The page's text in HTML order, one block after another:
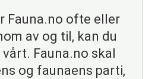
Fauna.no ofte eller
av og til, kan du
Fauna.no skal
og faunaens parti,